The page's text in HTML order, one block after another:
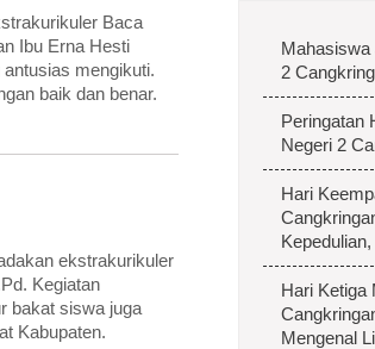
Baca
Ibu Erna Hesti
mengikuti.
baik dan benar.
ekstrakurikuler
Kegiatan
bakat siswa juga
Kabupaten.
Mahasiswa
2
Peringatan
Negeri 2
Hari
Hari Ketiga
Mengenal